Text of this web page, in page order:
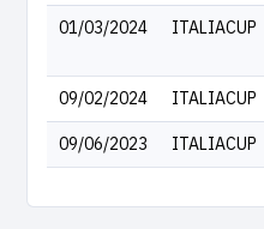
01/03/2024 ITALIACUP
09/02/2024 ITALIACUP
09/06/2023 ITALIACUP